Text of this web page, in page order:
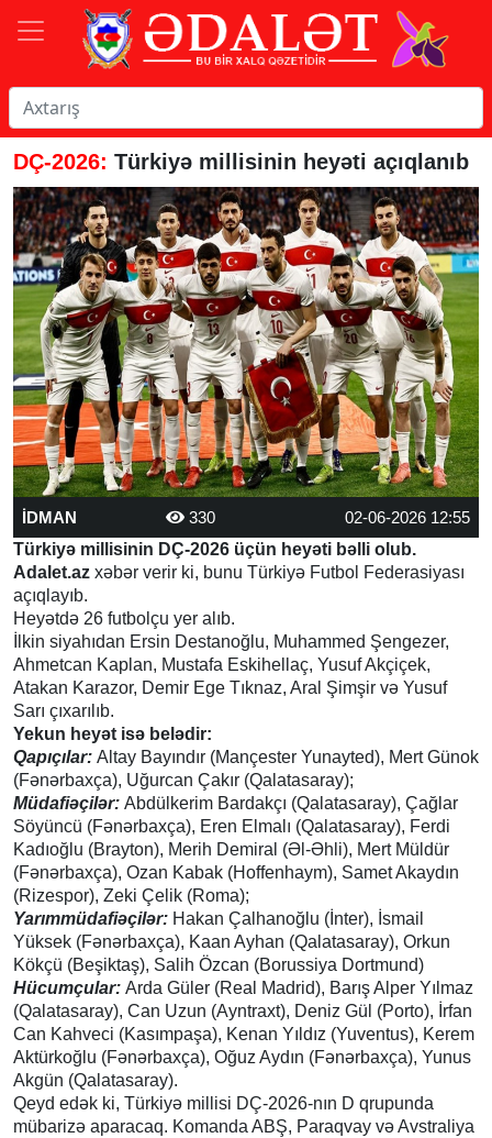
DÇ-2026: Türkiyə millisinin heyəti açıqlanıb
İDMAN 330
02-06-2026 12:55
Türkiyə millisinin DÇ-2026 üçün heyəti bəlli olub.
Adalet.az xəbər verir ki, bunu Türkiyə Futbol Federasiyası
açıqlayıb.
Heyətdə 26 futbolçu yer alıb.
İlkin siyahıdan Ersin Destanoğlu, Muhammed Şengezer,
Ahmetcan Kaplan, Mustafa Eskihellaç, Yusuf Akçiçek,
Atakan Karazor, Demir Ege Tıknaz, Aral Şimşir və Yusuf
Sarı çıxarılıb.
Yekun heyət isə belədir:
Qapıçılar: Altay Bayındır (Mançester Yunayted), Mert Günok
(Fənərbaxça), Uğurcan Çakır (Qalatasaray);
Müdafiəçilər: Abdülkerim Bardakçı (Qalatasaray), Çağlar
Söyüncü (Fənərbaxça), Eren Elmalı (Qalatasaray), Ferdi
Kadıoğlu (Brayton), Merih Demiral (Əl-Əhli), Mert Müldür
(Fənərbaxça), Ozan Kabak (Hoffenhaym), Samet Akaydın
(Rizespor), Zeki Çelik (Roma);
Yarımmüdafiəçilər: Hakan Çalhanoğlu (İnter), İsmail
Yüksek (Fənərbaxça), Kaan Ayhan (Qalatasaray), Orkun
Kökçü (Beşiktaş), Salih Özcan (Borussiya Dortmund)
Hücumçular: Arda Güler (Real Madrid), Barış Alper Yılmaz
(Qalatasaray), Can Uzun (Ayntraxt), Deniz Gül (Porto), İrfan
Can Kahveci (Kasımpaşa), Kenan Yıldız (Yuventus), Kerem
Aktürkoğlu (Fənərbaxça), Oğuz Aydın (Fənərbaxça), Yunus
Akgün (Qalatasaray).
Qeyd edək ki, Türkiyə millisi DÇ-2026-nın D qrupunda
mübarizə aparacaq. Komanda ABŞ, Paraqvay və Avstraliya